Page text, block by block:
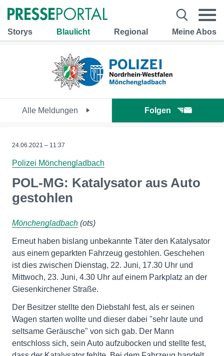
Storys Blaulicht Regional Meine Abos
Alle Meldungen Folgen
24.06.2021 – 11:37
Polizei Mönchengladbach
POL-MG: Katalysator aus Auto
gestohlen
Mönchengladbach (ots)
Erneut haben bislang unbekannte Täter den Katalysator
aus einem geparkten Fahrzeug gestohlen. Geschehen
ist dies zwischen Dienstag, 22. Juni, 17.30 Uhr und
Mittwoch, 23. Juni, 4.30 Uhr auf einem Parkplatz an der
Giesenkirchener Straße.
Der Besitzer stellte den Diebstahl fest, als er seinen
Wagen starten wollte und dieser dabei "sehr laute und
seltsame Geräusche" von sich gab. Der Mann
entschloss sich, sein Auto aufzubocken und stellte fest,